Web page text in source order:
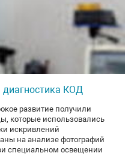
диагностика КОД
развитие получили
которые использовались
искривлений
на анализе фотографий
специальном освещении